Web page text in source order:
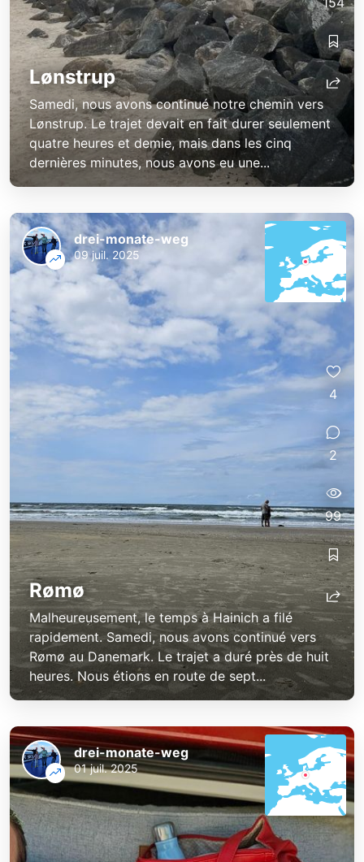
Lønstrup
Samedi, nous avons continué notre chemin vers
Lønstrup. Le trajet devait en fait durer seulement
quatre heures et demie, mais dans les cinq
dernières minutes, nous avons eu une...
Rømø
Malheureusement, le temps à Hainich a filé
rapidement. Samedi, nous avons continué vers
Rømø au Danemark. Le trajet a duré près de huit
heures. Nous étions en route de sept...
drei-monate-weg
09 juil. 2025
4
2
99
drei-monate-weg
01 juil. 2025